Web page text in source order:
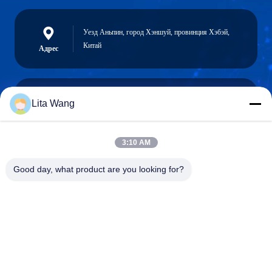
Адрес
Уезд Аньпин, город Хэншуй, провинция Хэбэй,
Китай
Lita Wang
3:10 AM
Good day, what product are you looking for?